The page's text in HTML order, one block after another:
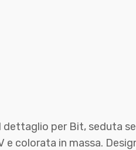
dettaglio per Bit, seduta
colorata in massa.